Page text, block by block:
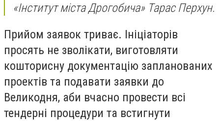
«Інститут міста Дрогобича» Тарас Перхун.
Прийом заявок триває. Ініціаторів
просять не зволікати, виготовляти
кошторисну документацію запланованих
проектів та подавати заявки до
Великодня, аби вчасно провести всі
тендерні процедури та встигнути